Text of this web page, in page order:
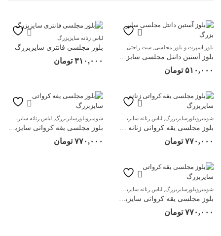
بلوز اسپرت و بلوز مجلسی, ست راحتی سایزبزرگ , شومیزوبلوزسایزبزرگ ,لباس راحتی زنانه
بلوز آستین دانتل مجلسی سایز بزرگ
۵۱۰,۰۰۰ تومان
لباس زنانه سایزبزرگ
بلوز مجلسی فانتزی سایزبزرگ
۳۱۰,۰۰۰ تومان
شومیزوبلوزسایزبزرگ, لباس زنانه سایزبزرگ مجلسی سایزبزرگ
بلوز مجلسی یقه کرواتی زنانه سایزبزرگ
۷۷۰,۰۰۰ تومان
شومیزوبلوزسایزبزرگ, لباس زنانه سایزبزرگ
بلوز مجلسی یقه کرواتی سایزبزرگ
۷۷۰,۰۰۰ تومان
شومیزوبلوزسایزبزرگ, لباس زنانه سایزبزرگ
بلوز مجلسی یقه کرواتی سایزبزرگ
۷۷۰,۰۰۰ تومان